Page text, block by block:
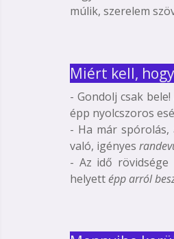
múlik, szerelem
Miért kell,
- Gondolj csak bele!
épp nyolcszoros
- Ha már
való, igényes
- Az idő
helyettépp arról